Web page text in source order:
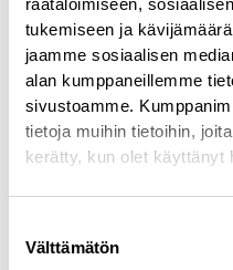
tukemiseen ja
jaamme sosiaalisen
alan kumppaneillemme
sivustoamme.
tietoja muihin tietoihin,
kerätty, kun olet käyttänyt
valinta
Välttämätön
Itsenäisyyspäivälle
Lue lisää »